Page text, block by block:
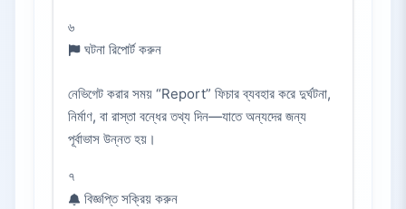
৬
ঘটনা রিপোর্ট করুন
নেভিগেট করার সময় “Report” ফিচার ব্যবহার করে দুর্ঘটনা,
নির্মাণ, বা রাস্তা বন্ধের তথ্য দিন—যাতে অন্যদের জন্য
পূর্বাভাস উন্নত হয়।
৭
বিজ্ঞপ্তি সক্রিয় করুন